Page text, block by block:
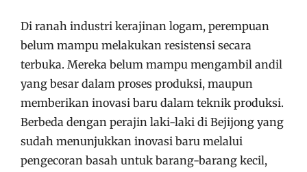
Di ranah industri kerajinan logam, perempuan
belum mampu melakukan resistensi secara
terbuka. Mereka belum mampu mengambil andil
yang besar dalam proses produksi, maupun
memberikan inovasi baru dalam teknik produksi.
Berbeda dengan perajin laki-laki di Bejijong yang
sudah menunjukkan inovasi baru melalui
pengecoran basah untuk barang-barang kecil,